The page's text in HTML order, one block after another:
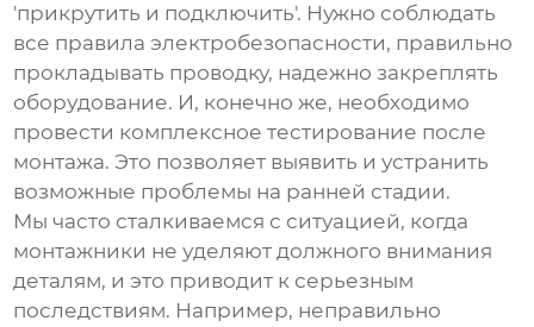
'прикрутить и подключить'. Нужно соблюдать
все правила электробезопасности, правильно
прокладывать проводку, надежно закреплять
оборудование. И, конечно же, необходимо
провести комплексное тестирование после
монтажа. Это позволяет выявить и устранить
возможные проблемы на ранней стадии.
Мы часто сталкиваемся с ситуацией, когда
монтажники не уделяют должного внимания
деталям, и это приводит к серьезным
последствиям. Например, неправильно